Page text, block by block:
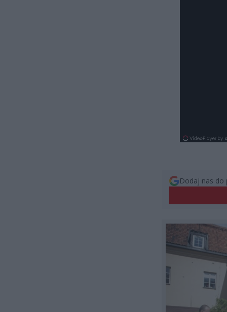
Dodaj nas do